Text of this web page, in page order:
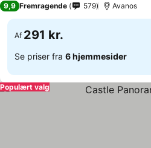
9,9 Fremragende 579 Avanos
Af 291 kr.
Se priser fra 6 hjemmesider
Populært valg